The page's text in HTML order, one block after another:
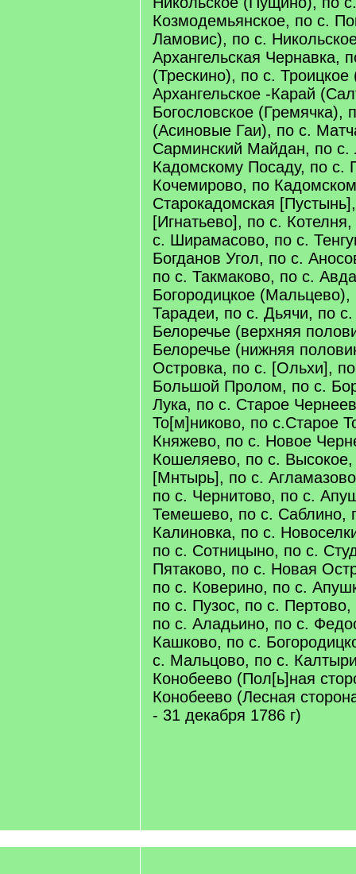
Козмодемьянское, по с.
Ламовис), по с.
Архангельская Чернавка,
(Трескино), по с.
Архангельское -Карай
Богословское (Гремячка),
(Асиновые Гаи), по с.
Сарминский Майдан, по с.
Кадомскому Посаду, по с.
Кочемирово, по
Старокадомская
[Игнатьево], по с.
с. Ширамасово, по с.
Богданов Угол, по с.
по с. Такмаково, по с.
Богородицкое
Тарадеи, по с. Дьячи, по
Белоречье (верхняя
Белоречье (нижняя
Островка, по с. [Ольхи],
Большой Пролом, по с.
Лука, по с. Старое
То[м]никово, по с.Старое
Княжево, по с. Новое
Кошеляево, по с.
[Мнтырь], по с.
по с. Чернитово, по с.
Темешево, по с. Саблино,
Калиновка, по с.
по с. Сотницыно, по с.
Пятаково, по с. Новая
по с. Коверино, по с.
по с. Пузос, по с.
по с. Аладьино, по с.
Кашково, по с.
с. Мальцово, по с.
Конобеево (Пол[ь]ная
Конобеево (Лесная
- 31 декабря 1786 г)